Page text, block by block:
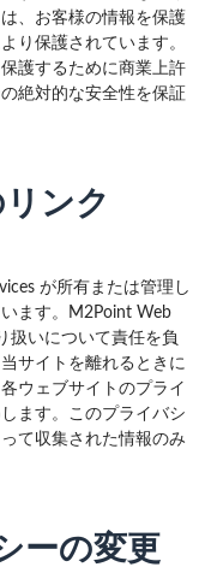
、お客様の情報を保護
り保護されています。
護するために商業上許
絶対的な安全性を保証
ンク
が所有または管理し
ます。M2Point Web
扱いについて責任を負
サイトを離れるときに
ウェブサイトのプライ
ます。このプライバシ
て収集された情報のみ
ーの変更